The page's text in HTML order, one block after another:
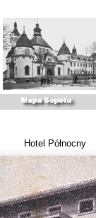
Hotel Północny